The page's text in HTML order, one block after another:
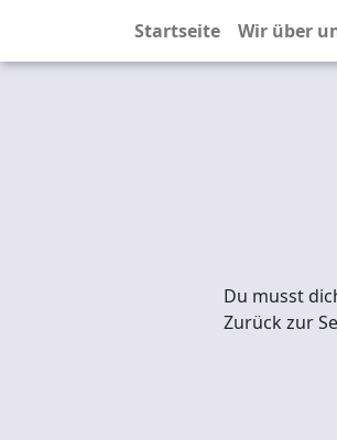
Startseite Wir über
Du musst
Zurück zur